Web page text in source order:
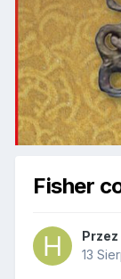
Fisher
Przez
13